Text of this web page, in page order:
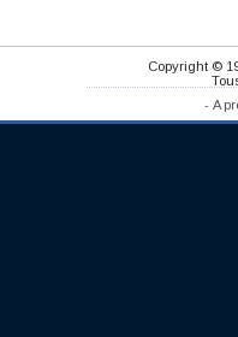
Copyright ©
- A